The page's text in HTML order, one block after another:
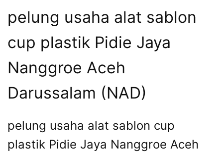
pelung usaha alat sablon
cup plastik Pidie Jaya
Nanggroe Aceh
Darussalam (NAD)
pelung usaha alat sablon cup
plastik Pidie Jaya Nanggroe Aceh